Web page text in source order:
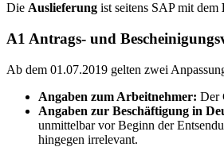
Die Auslieferung ist seitens SAP mit dem
A1 Antrags- und
Ab dem 01.07.2019 gelten zwei
Angaben zum Arbeitnehmer: Der
Angaben zur Beschäftigung in
unmittelbar vor Beginn der
hingegen irrelevant.